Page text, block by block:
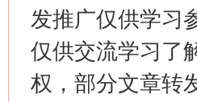
发推广仅供学习
仅供交流学习了
权，部分文章转
“刷贴”乱象丛生